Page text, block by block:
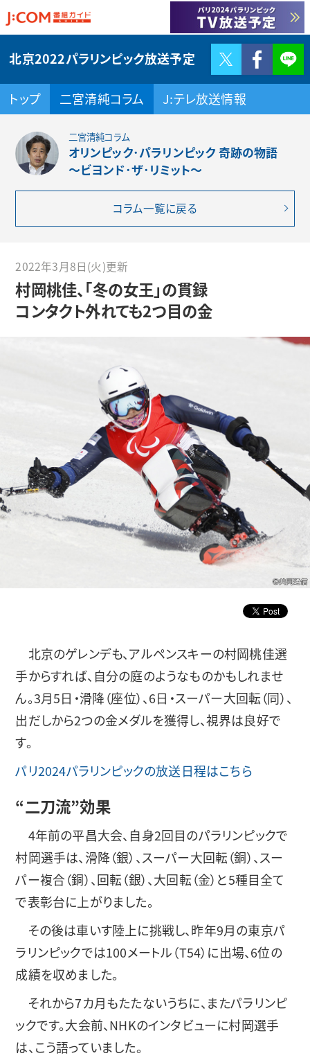
北京2022パラリンピック放送予定
トップ 二宮清純コラム J:テレ放送情報
Twitter
二宮清純コラム
オリンピック･パラリンピック 奇跡の物語
～ビヨンド･ザ･リミット～
コラム一覧に戻る
2022年3月8日(火)更新
村岡桃佳、「冬の女王」の貫録
コンタクト外れても2つ目の金
北京のゲレンデも、アルペンスキーの村岡桃佳選
手からすれば、自分の庭のようなものかもしれませ
ん。3月5日・滑降（座位）、6日・スーパー大回転（同）、
出だしから2つの金メダルを獲得し、視界は良好で
す。
パリ2024パラリンピックの放送日程はこちら
“二刀流”効果
4年前の平昌大会、自身2回目のパラリンピックで
村岡選手は、滑降（銀）、スーパー大回転（銅）、スー
パー複合（銅）、回転（銀）、大回転（金）と5種目全て
で表彰台に上がりました。
その後は車いす陸上に挑戦し、昨年9月の東京パ
ラリンピックでは100メートル（T54）に出場、6位の
成績を収めました。
それから7カ月もたたないうちに、またパラリンピ
ックです。大会前、NHKのインタビューに村岡選手
は、こう語っていました。